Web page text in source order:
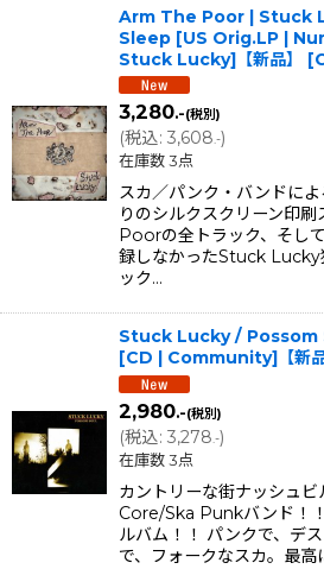
Arm The Poor | Stuck
Sleep [US Orig.LP |
Stuck Lucky]【新品】
[
3,280.-(税別)
(税込: 3,608.-)
在庫数 3点
スカ／パンク・バンドに
りのシルクスクリーン印
Poorの全トラック、そし
録しなかったStuck Lucky
ック…
Stuck Lucky / Possom
[CD | Community]【新品
2,980.-(税別)
(税込: 3,278.-)
在庫数 3点
カントリーな街ナッシュ
Core/Ska Punkバンド！
ルバム！！ パンクで、デ
で、フォークなスカ。最